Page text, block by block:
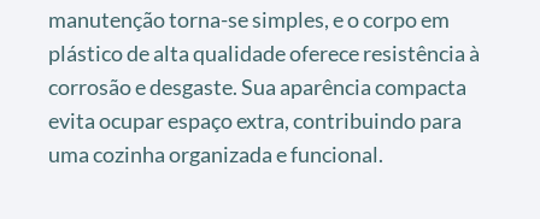
manutenção torna-se simples, e o corpo em
plástico de alta qualidade oferece resistência à
corrosão e desgaste. Sua aparência compacta
evita ocupar espaço extra, contribuindo para
uma cozinha organizada e funcional.